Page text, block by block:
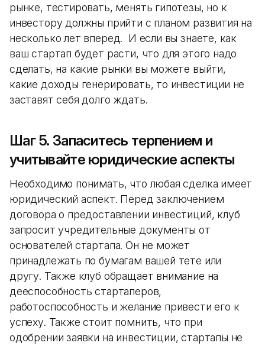
рынке, тестировать, менять гипотезы, но к
инвестору должны прийти с планом развития на
несколько лет вперед. И если вы знаете, как
ваш стартап будет расти, что для этого надо
сделать, на какие рынки вы можете выйти,
какие доходы генерировать, то инвестиции не
заставят себя долго ждать.
Шаг 5. Запаситесь терпением и
учитывайте юридические аспекты
Необходимо понимать, что любая сделка имеет
юридический аспект. Перед заключением
договора о предоставлении инвестиций, клуб
запросит учредительные документы от
основателей стартапа. Он не может
принадлежать по бумагам вашей тете или
другу. Также клуб обращает внимание на
дееспособность стартаперов,
работоспособность и желание привести его к
успеху. Также стоит помнить, что при
одобрении заявки на инвестиции, стартапы не